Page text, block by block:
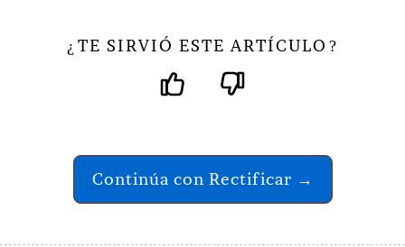
¿ TE SIRVIÓ ESTE ARTÍCULO ?
Continúa con Rectificar →